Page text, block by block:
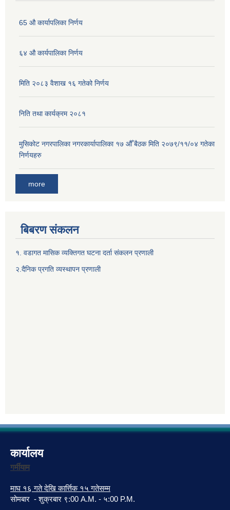
65 औ कार्यापलिका निर्णय
६४ औ कार्यपालिका निर्णय
मिति २०८३ वैशाख १६ गतेको निर्णय
निति तथा कार्यक्रम २०८१
मुसिकोट नगरपालिका नगरकार्यापालिका १७ औँ बैठक मिति २०७९/११/०४ गतेका
निर्णयहरु
more
बिबरण संकलन
१. वडागत मासिक व्यक्तिगत घटना दर्ता संकलन प्रणाली
२.दैनिक प्रगति व्यस्थापन प्रणाली
कार्यालय
गर्मीयाम
माघ १६ गते देखि कार्त्तिक १५ गतेसम्म
सोमबार - शुक्रबार ९:00 A.M. - ५:00 P.M.